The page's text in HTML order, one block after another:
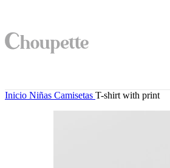
Inicio Niñas Camisetas T-shirt with print